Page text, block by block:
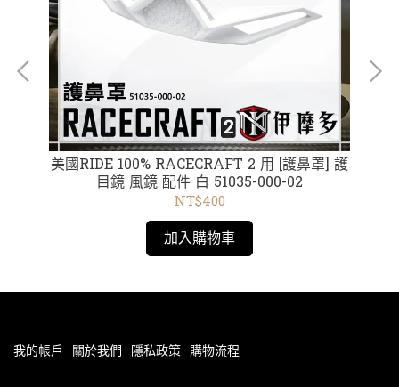
美國RIDE 100% RACECRAFT 2 用 [護鼻罩] 護
目鏡 風鏡 配件 白 51035-000-02
NT$400
加入購物車
我的帳戶 關於我們 隱私政策 購物流程